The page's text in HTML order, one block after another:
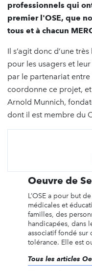
professionnels qui
premier l'OSE, que
tous et à chacun
Il s’agit donc d’une
pour les usagers et
par le partenariat entre
coordonne ce projet,
Arnold Munnich,
dont il est membre du
Oeuvre de
L’OSE a pour but
médicales et
familles, des
handicapées, dans
associatif fondé sur
tolérance. Elle est
Tous les articles